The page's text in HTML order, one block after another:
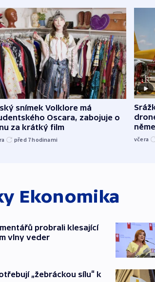
snímek Volklore má
Oscara, zabojuje o
za krátký film
před 7hodinami včera
Ekonomika
probrali klesající
vlny veder
„žebráckou sílu“ k